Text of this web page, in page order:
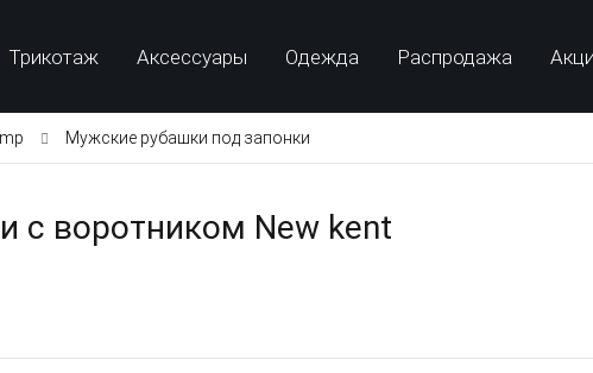
Трикотаж Аксессуары Одежда Распродажа
Мужские рубашки под запонки
с воротником New kent